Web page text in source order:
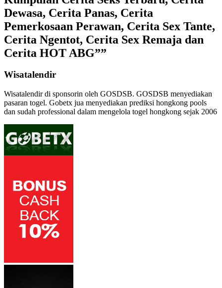
Dewasa, Cerita Panas, Cerita
Pemerkosaan Perawan, Cerita Sex Tante,
Cerita Ngentot, Cerita Sex Remaja dan
Cerita HOT ABG””
Wisatalendir
Wisatalendir di sponsorin oleh GOSDSB. GOSDSB menyediakan
pasaran togel. Gobetx jua menyediakan prediksi hongkong pools
dan sudah professional dalam mengelola togel hongkong sejak 2006